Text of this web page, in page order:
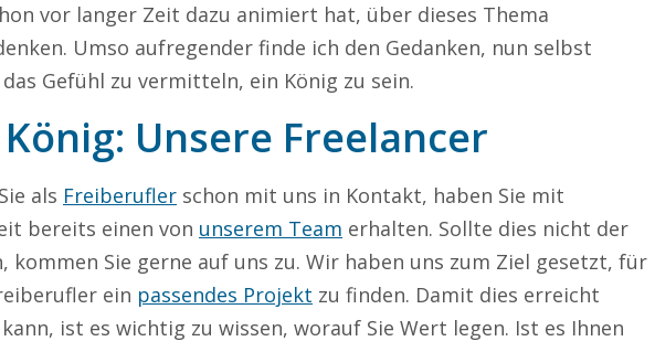
vor langer Zeit dazu animiert hat, über dieses Thema
Umso aufregender finde ich den Gedanken, nun selbst
das Gefühl zu vermitteln, ein König zu sein.
Unsere Freelancer
als Freiberufler schon mit uns in Kontakt, haben Sie mit
bereits einen von unserem Team erhalten. Sollte dies nicht der
kommen Sie gerne auf uns zu. Wir haben uns zum Ziel gesetzt, für
ein passendes Projekt zu finden. Damit dies erreicht
ist es wichtig zu wissen, worauf Sie Wert legen. Ist es Ihnen